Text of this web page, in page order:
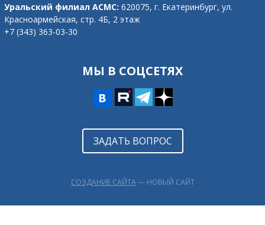
Уральский филиал АСМС: 620075, г. Екатеринбург, ул.
Красноармейская, стр. 4Б, 2 этаж
+7 (343) 363-03-30
МЫ В СОЦСЕТЯХ
ЗАДАТЬ ВОПРОС
СОЗДАНИЕ САЙТА— НОВЫЙ САЙТ